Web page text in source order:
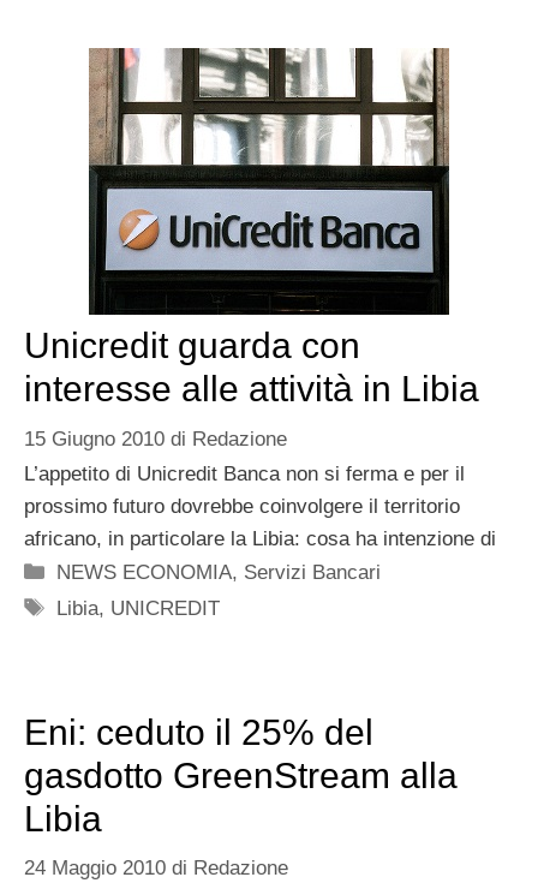
Unicredit guarda con
interesse alle attività in Libia
15 Giugno 2010 di Redazione
L’appetito di Unicredit Banca non si ferma e per il
prossimo futuro dovrebbe coinvolgere il territorio
africano, in particolare la Libia: cosa ha intenzione di
Categorie
NEWS ECONOMIA, Servizi Bancari
Tag
Libia, UNICREDIT
Eni: ceduto il 25% del
gasdotto GreenStream alla
Libia
24 Maggio 2010 di Redazione